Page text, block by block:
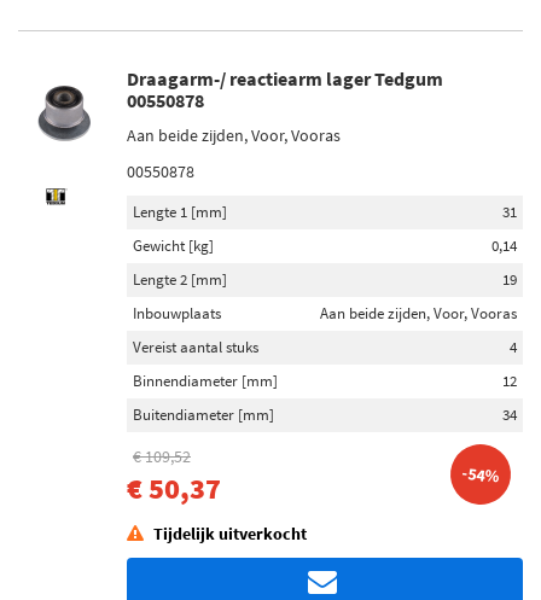
Draagarm-/ reactiearm lager Tedgum
00550878
Aan beide zijden, Voor, Vooras
00550878
Lengte 1 [mm]
31
Gewicht [kg]
0,14
Lengte 2 [mm]
19
Inbouwplaats
Aan beide zijden, Voor, Vooras
Vereist aantal stuks
4
Binnendiameter [mm]
12
Buitendiameter [mm]
34
€ 109,52
€ 50,37 -54%
Tijdelijk uitverkocht